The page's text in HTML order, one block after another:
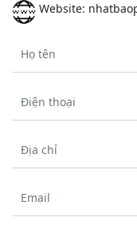
Website:
Họ tên
Điện thoại
Địa chỉ
Email